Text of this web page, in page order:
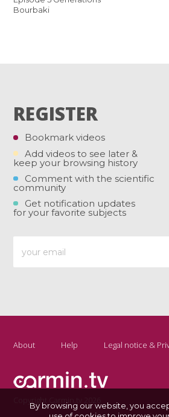
Bourbaki
REGISTER
Bookmark videos
Add videos to see later &
keep your browsing history
Comment with the scientific
community
Get notification updates
for your favorite subjects
About Help Legal notice &
By browsing our website, you